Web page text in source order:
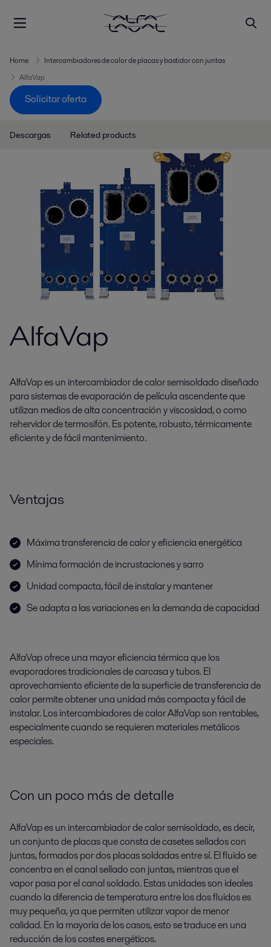
Home
Intercambiadores de calor de placas y bastidor con juntas
AlfaVap
Solicitar oferta
Descargas Related products
AlfaVap
AlfaVap es un intercambiador de calor semisoldado diseñado
para sistemas de evaporación de película ascendente que
utilizan medios de alta concentración y viscosidad, o como
rehervidor de termosifón. Es potente, robusto, térmicamente
eficiente y de fácil mantenimiento.
Ventajas
Máxima transferencia de calor y eficiencia energética
Mínima formación de incrustaciones y sarro
Unidad compacta, fácil de instalar y mantener
Se adapta a las variaciones en la demanda de capacidad
AlfaVap ofrece una mayor eficiencia térmica que los
evaporadores tradicionales de carcasa y tubos. El
aprovechamiento eficiente de la superficie de transferencia de
calor permite obtener una unidad más compacta y fácil de
instalar. Los intercambiadores de calor AlfaVap son rentables,
especialmente cuando se requieren materiales metálicos
especiales.
Con un poco más de detalle
AlfaVap es un intercambiador de calor semisoldado, es decir,
un conjunto de placas que consta de casetes sellados con
juntas, formados por dos placas soldadas entre sí. El fluido se
concentra en el canal sellado con juntas, mientras que el
vapor pasa por el canal soldado. Estas unidades son ideales
cuando la diferencia de temperatura entre los dos fluidos es
muy pequeña, ya que permiten utilizar vapor de menor
calidad. En la mayoría de los casos, esto se traduce en una
reducción de los costes energéticos.